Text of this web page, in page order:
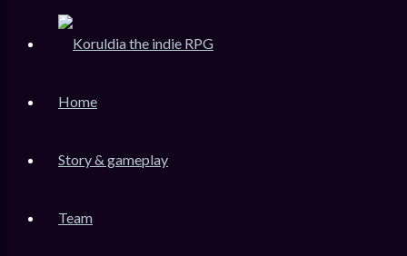
Home
Story & gameplay
Team